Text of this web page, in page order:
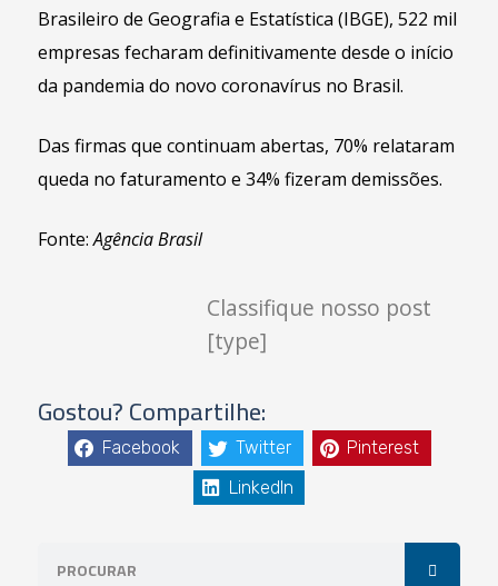
Brasileiro de Geografia e Estatística (IBGE), 522 mil
empresas fecharam definitivamente desde o início
da pandemia do novo coronavírus no Brasil.
Das firmas que continuam abertas, 70% relataram
queda no faturamento e 34% fizeram demissões.
Fonte:Agência Brasil
Classifique nosso post
[type]
Gostou? Compartilhe:
Facebook Twitter
Pinterest
LinkedIn